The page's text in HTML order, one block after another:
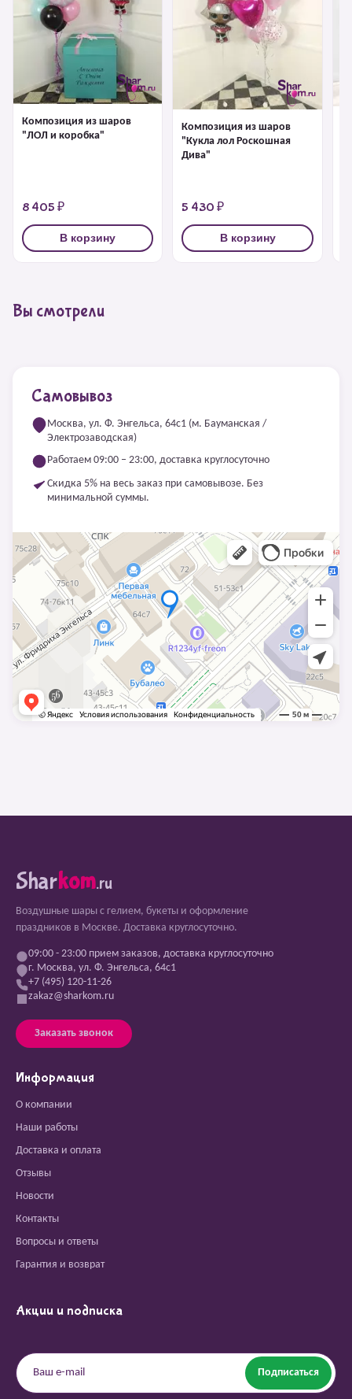
Композиция из шаров
"ЛОЛ и коробка"
8 405 ₽
В корзину
Композиция из шаров
"Кукла лол Роскошная
Дива"
5 430 ₽
В корзину
Вы смотрели
Самовывоз
Москва, ул. Ф. Энгельса, 64с1 (м. Бауманская /
Электрозаводская)
Работаем 09:00 – 23:00, доставка круглосуточно
Скидка 5% на весь заказ при самовывозе. Без
минимальной суммы.
Sharkom.ru
Воздушные шары с гелием, букеты и оформление
праздников в Москве. Доставка круглосуточно.
09:00 - 23:00 прием заказов, доставка круглосуточно
г. Москва, ул. Ф. Энгельса, 64с1
+7 (495) 120-11-26
zakaz@sharkom.ru
Заказать звонок
Информация
О компании
Наши работы
Доставка и оплата
Отзывы
Новости
Контакты
Вопросы и ответы
Гарантия и возврат
Акции и подписка
Подписаться